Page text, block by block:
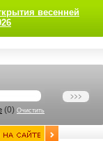
весенней
(0) Очистить